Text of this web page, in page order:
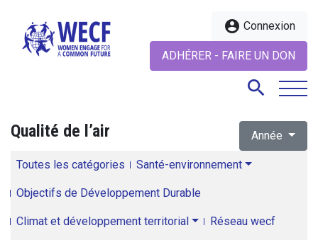
account_circle Connexion
ADHÉRER - FAIRE UN DON
search
Qualité de l’air Année
Toutes les catégories Santé-environnement
Objectifs de Développement Durable
Climat et développement territorial Réseau wecf